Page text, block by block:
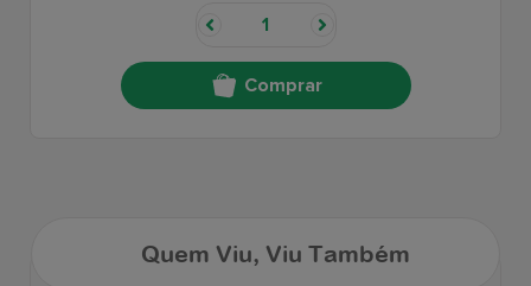
Comprar
Quem Viu, Viu Também